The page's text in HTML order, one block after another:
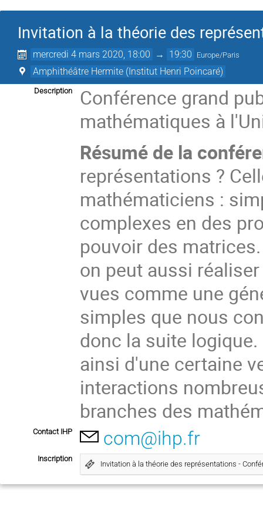
Invitation à la théorie des
mercredi 4 mars 2020, 18:00 → 19:30 Europe/Paris
Amphithéâtre Hermite (Institut Henri Poincaré)
Description
Conférence grand
mathématiques à
Résumé de la
représentations ?
mathématiciens :
complexes en des
pouvoir des
on peut aussi
vues comme une
simples que nous
donc la suite
ainsi d'une certaine
interactions
branches des
Contact IHP com@ihp.fr
Inscription
Invitation à la théorie des représentations -